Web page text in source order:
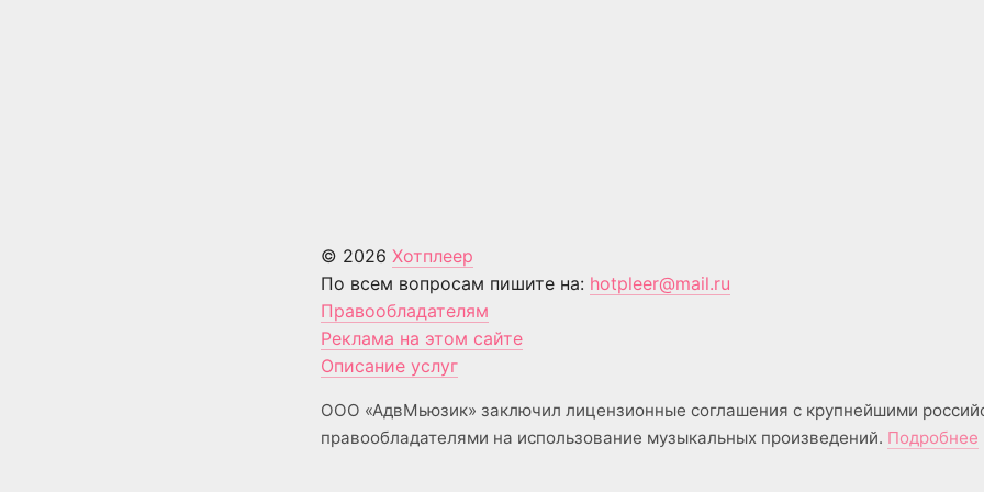
© 2026 Хотплеер
По всем вопросам пишите на: hotpleer@mail.ru
Правообладателям
Реклама на этом сайте
Описание услуг
ООО «АдвМьюзик» заключил лицензионные соглашения с крупнейшими
правообладателями на использование музыкальных произведений. Подробнее